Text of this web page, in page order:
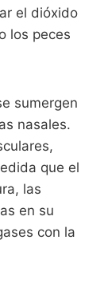
el dióxido
los peces
sumergen
nasales.
que el
las
en su
con la